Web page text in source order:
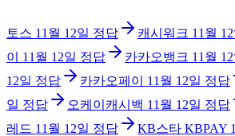
토스 11월 12일 정답 캐시워크 11월
이
11월 12일 정답 카카오뱅크 11월
12일 정답 카카오페이 11월 12일 정답
일 정답 오케이캐시백 11월 12일 정답
레드 11월 12일 정답 KB스타 KBPAY